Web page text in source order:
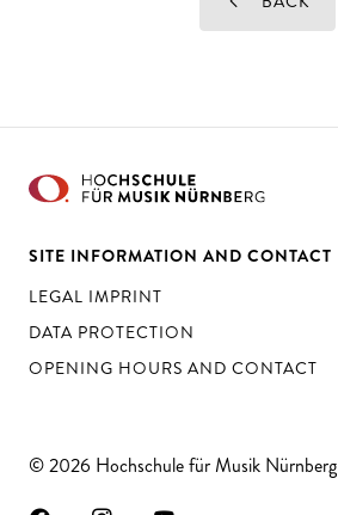
SITE INFORMATION AND CONTACT
LEGAL IMPRINT
DATA PROTECTION
OPENING HOURS AND CONTACT
© 2026 Hochschule für Musik Nürnberg